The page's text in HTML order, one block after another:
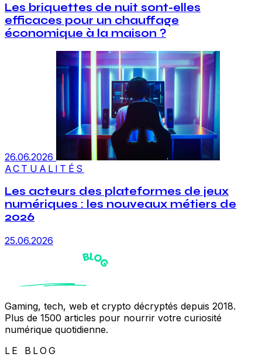
Les briquettes de nuit sont-elles
efficaces pour un chauffage
économique à la maison ?
26.06.2026
ACTUALITÉS
Les acteurs des plateformes de jeux
numériques : les nouveaux métiers de
2026
25.06.2026
Gaming, tech, web et crypto décryptés depuis 2018.
Plus de 1500 articles pour nourrir votre curiosité
numérique quotidienne.
LE BLOG